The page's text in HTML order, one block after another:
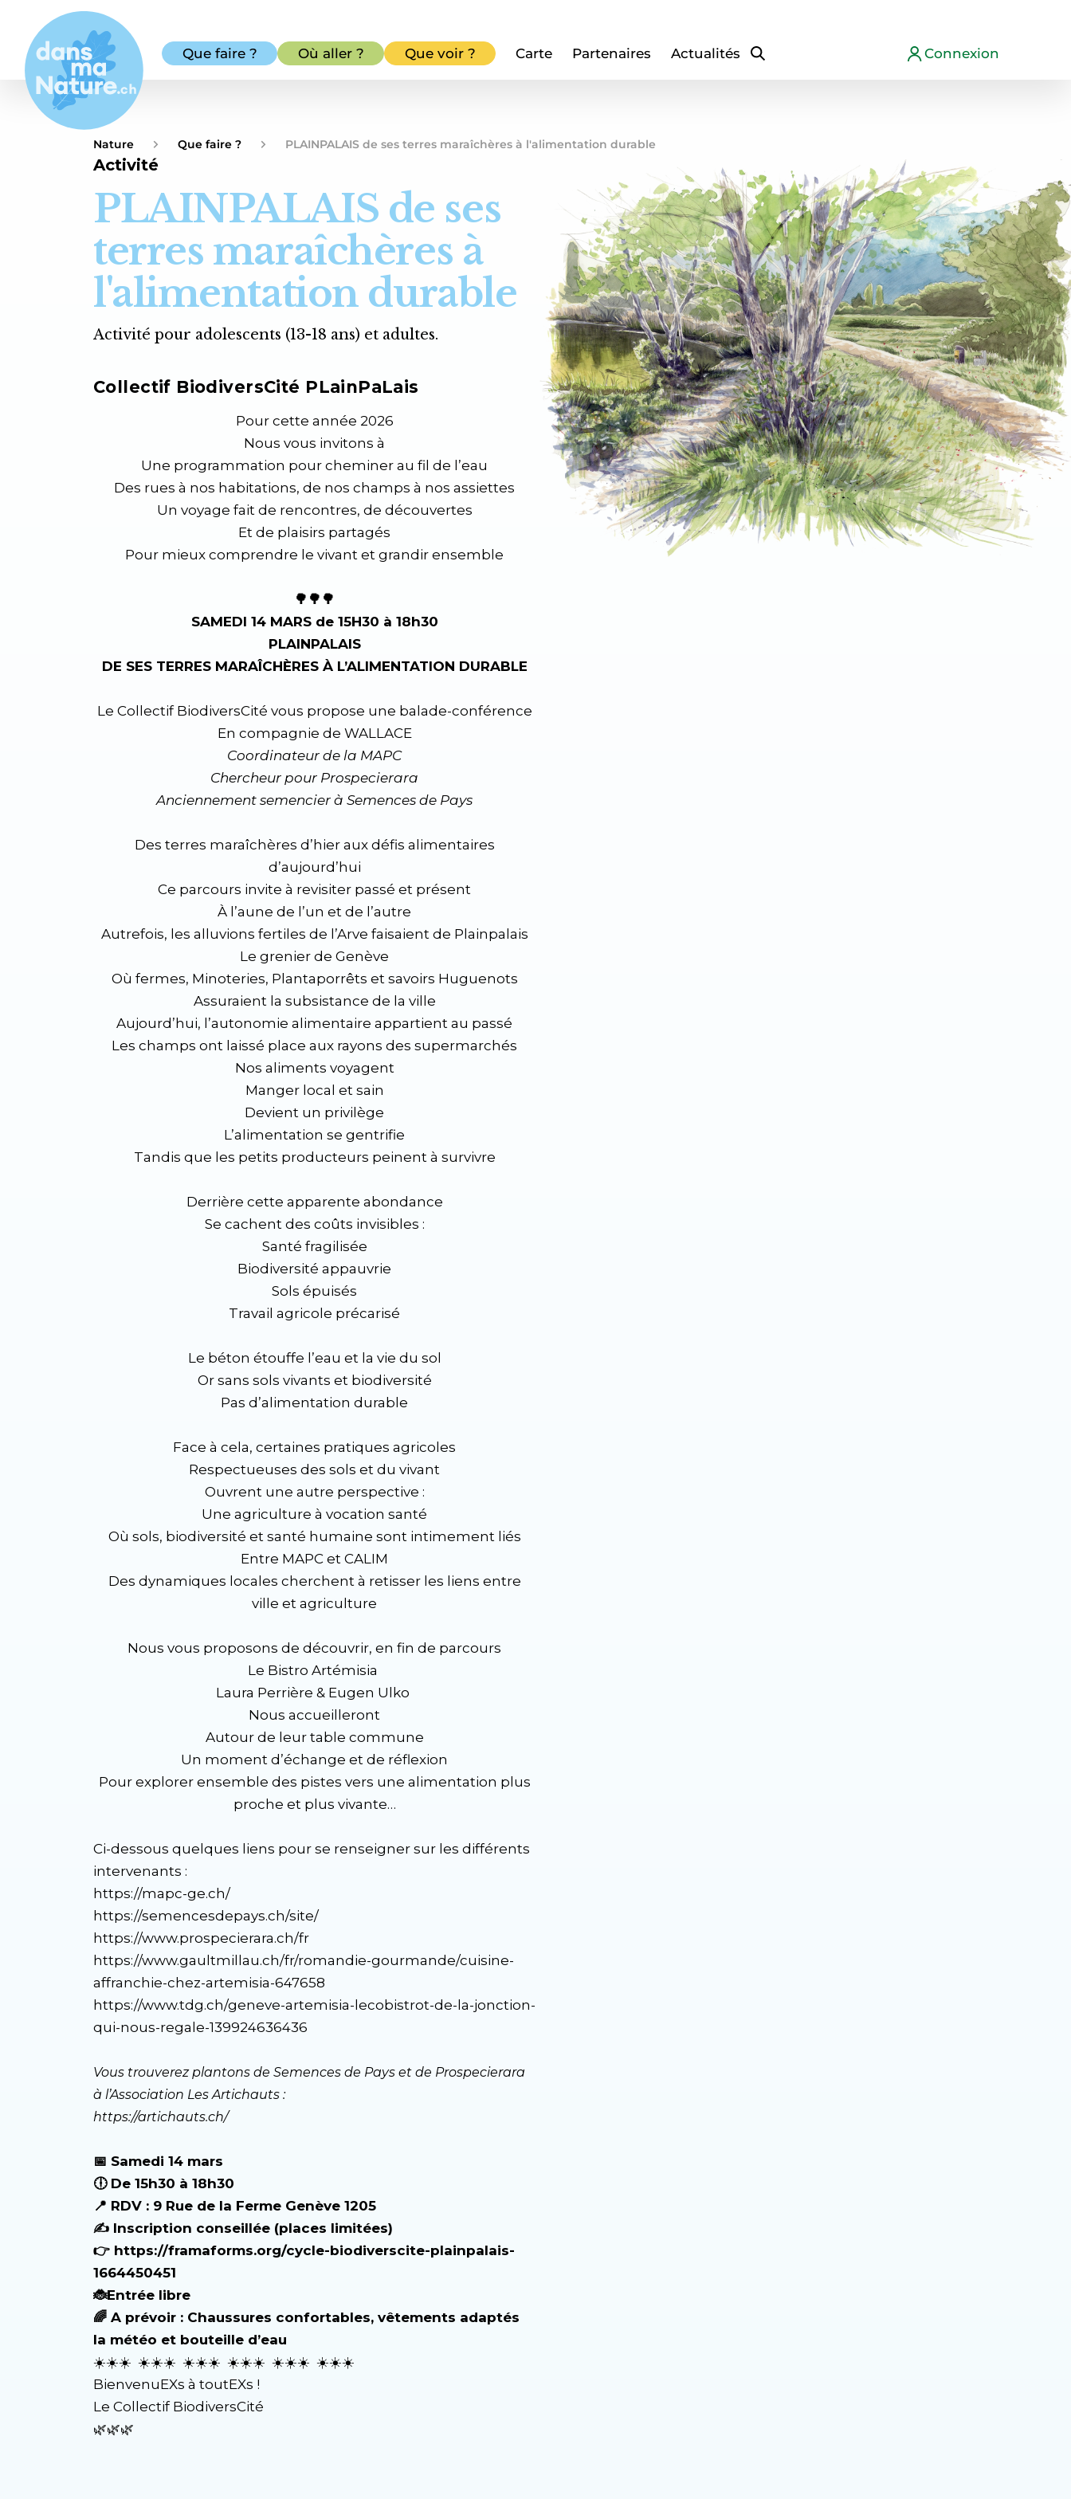
Que faire ? Où aller ? Que voir ? Carte Partenaires Actualités Connexion
Nature Que faire ? PLAINPALAIS de ses terres maraîchères à l'alimentation durable
Activité
PLAINPALAIS de ses
terres maraîchères à
l'alimentation durable
Activité pour adolescents (13-18 ans) et adultes.
Collectif BiodiversCité PLainPaLais
Pour cette année 2026
Nous vous invitons à
Une programmation pour cheminer au fil de l’eau
Des rues à nos habitations, de nos champs à nos assiettes
Un voyage fait de rencontres, de découvertes
Et de plaisirs partagés
Pour mieux comprendre le vivant et grandir ensemble
🌳🌳🌳
SAMEDI 14 MARS de 15H30 à 18h30
PLAINPALAIS
DE SES TERRES MARAÎCHÈRES À L’ALIMENTATION DURABLE
Le Collectif BiodiversCité vous propose une balade-conférence
En compagnie de WALLACE
Coordinateur de la MAPC
Chercheur pour Prospecierara
Anciennement semencier à Semences de Pays
Des terres maraîchères d’hier aux défis alimentaires
d’aujourd’hui
Ce parcours invite à revisiter passé et présent
À l’aune de l’un et de l’autre
Autrefois, les alluvions fertiles de l’Arve faisaient de Plainpalais
Le grenier de Genève
Où fermes, Minoteries, Plantaporrêts et savoirs Huguenots
Assuraient la subsistance de la ville
Aujourd’hui, l’autonomie alimentaire appartient au passé
Les champs ont laissé place aux rayons des supermarchés
Nos aliments voyagent
Manger local et sain
Devient un privilège
L’alimentation se gentrifie
Tandis que les petits producteurs peinent à survivre
Derrière cette apparente abondance
Se cachent des coûts invisibles :
Santé fragilisée
Biodiversité appauvrie
Sols épuisés
Travail agricole précarisé
Le béton étouffe l’eau et la vie du sol
Or sans sols vivants et biodiversité
Pas d’alimentation durable
Face à cela, certaines pratiques agricoles
Respectueuses des sols et du vivant
Ouvrent une autre perspective :
Une agriculture à vocation santé
Où sols, biodiversité et santé humaine sont intimement liés
Entre MAPC et CALIM
Des dynamiques locales cherchent à retisser les liens entre
ville et agriculture
Nous vous proposons de découvrir, en fin de parcours
Le Bistro Artémisia
Laura Perrière & Eugen Ulko
Nous accueilleront
Autour de leur table commune
Un moment d’échange et de réflexion
Pour explorer ensemble des pistes vers une alimentation plus
proche et plus vivante…
Ci-dessous quelques liens pour se renseigner sur les différents
intervenants :
https://mapc-ge.ch/
https://semencesdepays.ch/site/
https://www.prospecierara.ch/fr
https://www.gaultmillau.ch/fr/romandie-gourmande/cuisine-
affranchie-chez-artemisia-647658
https://www.tdg.ch/geneve-artemisia-lecobistrot-de-la-jonction-
qui-nous-regale-139924636436
Vous trouverez plantons de Semences de Pays et de Prospecierara
à l’Association Les Artichauts :
https://artichauts.ch/
📅 Samedi 14 mars
🕕 De 15h30 à 18h30
📍 RDV : 9 Rue de la Ferme Genève 1205
✍️ Inscription conseillée (places limitées)
👉 https://framaforms.org/cycle-biodiverscite-plainpalais-
1664450451
🐞Entrée libre
🌈 A prévoir : Chaussures confortables, vêtements adaptés
la météo et bouteille d’eau
☀️☀️☀️ ☀️☀️☀️ ☀️☀️☀️ ☀️☀️☀️ ☀️☀️☀️ ☀️☀️☀️
BienvenuEXs à toutEXs !
Le Collectif BiodiversCité
🌿🌿🌿